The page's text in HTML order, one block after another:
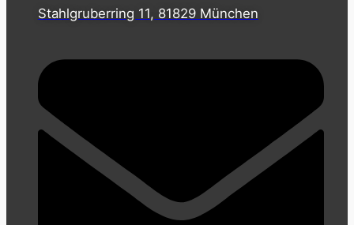
Stahlgruberring 11, 81829 München